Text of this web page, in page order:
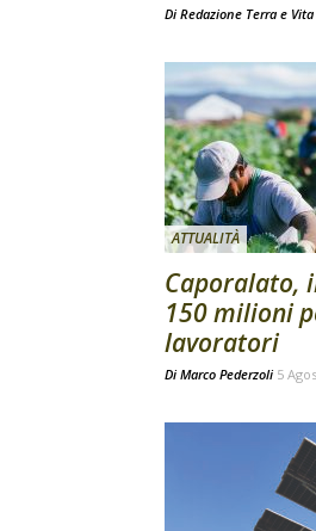
Di Redazione Terra e Vita
ATTUALITÀ
Caporalato,
150 milioni
lavoratori
Di Marco Pederzoli 5